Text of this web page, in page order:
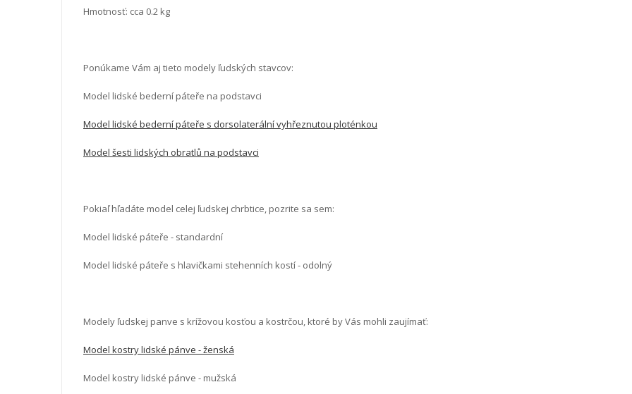
Hmotnosť: cca 0.2 kg
Ponúkame Vám aj tieto modely ľudských stavcov:
Model lidské bederní páteře na podstavci
Model lidské bederní páteře s dorsolaterální vyhřeznutou ploténkou
Model šesti lidských obratlů na podstavci
Pokiaľ hľadáte model celej ľudskej chrbtice, pozrite sa sem:
Model lidské páteře - standardní
Model lidské páteře s hlavičkami stehenních kostí - odolný
Modely ľudskej panve s krížovou kosťou a kostrčou, ktoré by Vás mohli zaujímať:
Model kostry lidské pánve - ženská
Model kostry lidské pánve - mužská